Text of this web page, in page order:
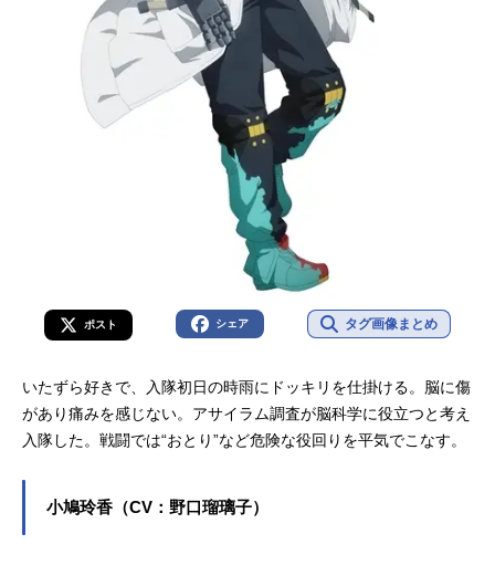
ポスト シェア タグ画像まとめ
いたずら好きで、入隊初日の時雨にドッキリを仕掛ける。脳に傷
があり痛みを感じない。アサイラム調査が脳科学に役立つと考え
入隊した。戦闘では“おとり”など危険な役回りを平気でこなす。
小鳩玲香（CV：野口瑠璃子）